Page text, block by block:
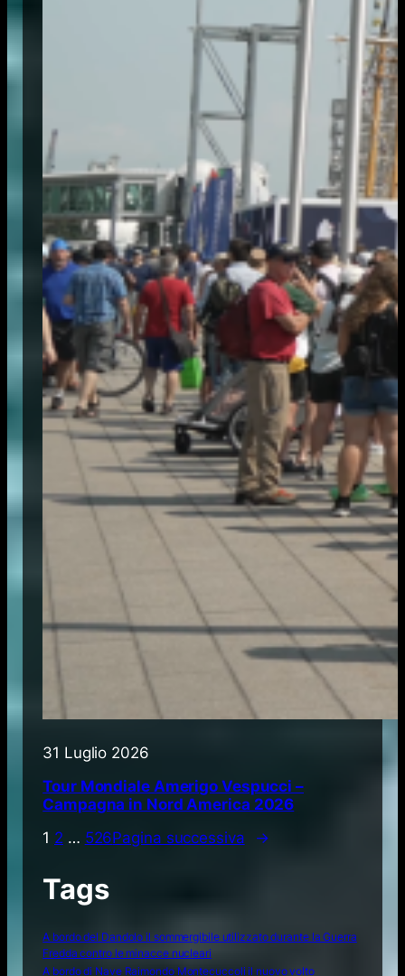
31 Luglio 2026
Tour Mondiale Amerigo Vespucci –
Campagna in Nord America 2026
1 2 … 526Pagina successiva →
Tags
A bordo del Dandolo il sommergibile utilizzato durante la Guerra
Fredda contro le minacce nucleari
A bordo di Nave Raimondo Montecuccoli il nuovo volto